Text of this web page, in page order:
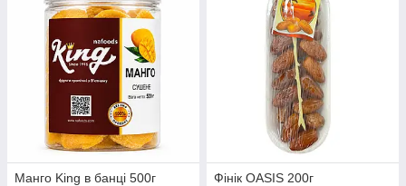
Манго King в банці 500г
Фінік OASIS 200г